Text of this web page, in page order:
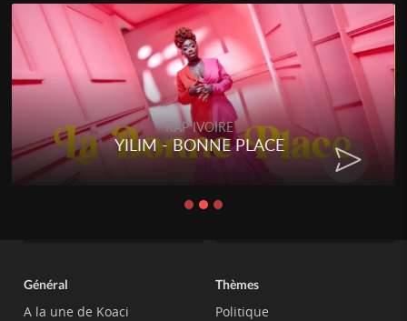
RAP IVOIRE
YILIM - BONNE PLACE
Général
A la une de Koaci
Thèmes
Politique